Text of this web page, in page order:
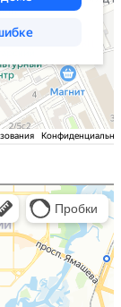
Новокузнецкая —